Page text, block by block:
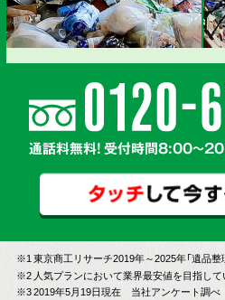
通話料無料! 受付時間8:00～
※1 東京商工リサーチ2019年～2025年「遺品整
※2 人気プランにおいて業界最安値を目指して
※3 2019年5月19日現在 当社アンケート調べ